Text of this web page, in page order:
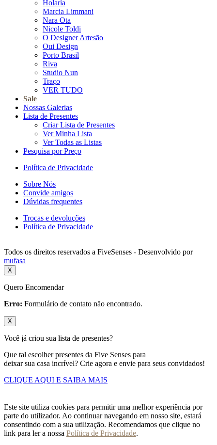
Holaria
Marcia Limmani
Nara Ota
Nicole Toldi
O Designer Artesão
Oui Design
Porto Brasil
Riva
Studio Nun
Traço
VER TUDO
Sale
Nossas Galerias
Lista de Presentes
Criar Lista de Presentes
Ver Minha Lista
Ver Todas as Listas
Pesquisa por Preço
Política de Privacidade
Sobre Nós
Convide amigos
Dúvidas frequentes
Trocas e devoluções
Política de Privacidade
Todos os direitos reservados a FiveSenses - Desenvolvido por
mufasa
X
Quero Encomendar
Erro: Formulário de contato não encontrado.
X
Você já criou sua lista de presentes?
Que tal escolher presentes da Five Senses para
deixar sua casa incrível? Crie agora e envie para seus convidados!
CLIQUE AQUI E SAIBA MAIS
Este site utiliza cookies para permitir uma melhor experiência por
parte do utilizador. Ao continuar navegando em nosso site, estará
consentindo com a sua utilização. Recomendamos que clique no
link para ler a nossa Política de Privacidade.